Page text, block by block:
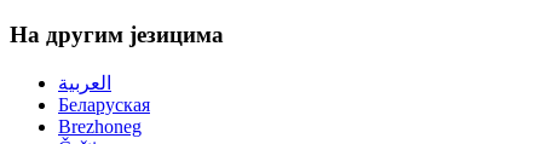
На другим језицима
العربية
Беларуская
Brezhoneg